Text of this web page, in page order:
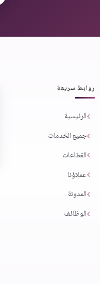
روابط سريعة
الرئيسية
جميع الخدمات
القطاعات
عملاؤنا
المدونة
الوظائف